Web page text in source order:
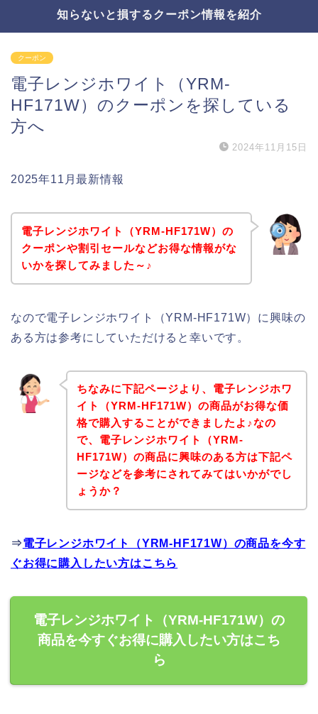
知らないと損するクーポン情報を紹介
クーポン
電子レンジホワイト（YRM-
HF171W）のクーポンを探している
方へ
2024年11月15日
2025年11月最新情報
電子レンジホワイト（YRM-HF171W）の
クーポンや割引セールなどお得な情報がな
いかを探してみました～♪
なので電子レンジホワイト（YRM-HF171W）に興味の
ある方は参考にしていただけると幸いです。
ちなみに下記ページより、電子レンジホワ
イト（YRM-HF171W）の商品がお得な価
格で購入することができましたよ♪なの
で、電子レンジホワイト（YRM-
HF171W）の商品に興味のある方は下記ペ
ージなどを参考にされてみてはいかがでし
ょうか？
⇒電子レンジホワイト（YRM-HF171W）の商品を今す
ぐお得に購入したい方はこちら
電子レンジホワイト（YRM-HF171W）の
商品を今すぐお得に購入したい方はこち
ら